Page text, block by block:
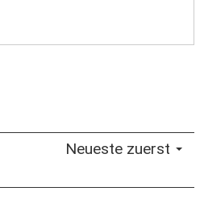
Neueste zuerst